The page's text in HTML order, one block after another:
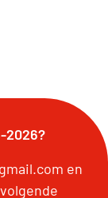
2026?
en